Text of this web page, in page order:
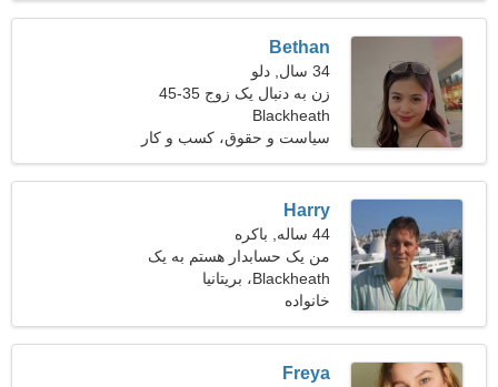
Bethan
34 سال, دلو
زن به دنبال یک زوج 35-45
Blackheath
سیاست و حقوق، کسب و کار
Harry
44 ساله, باکره
من یک حسابدار هستم به یک
خانم شیک پوش نیاز دارم
Blackheath، بریتانیا
خانواده
Freya